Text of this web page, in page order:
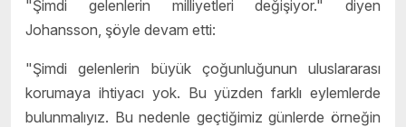
"Şimdi gelenlerin milliyetleri değişiyor." diyen
Johansson, şöyle devam etti:
"Şimdi gelenlerin büyük çoğunluğunun uluslararası
korumaya ihtiyacı yok. Bu yüzden farklı eylemlerde
bulunmalıyız. Bu nedenle geçtiğimiz günlerde örneğin